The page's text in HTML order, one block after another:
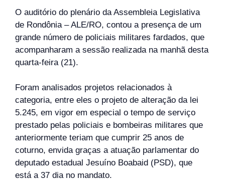
O auditório do plenário da Assembleia Legislativa
de Rondônia – ALE/RO, contou a presença de um
grande número de policiais militares fardados, que
acompanharam a sessão realizada na manhã desta
quarta-feira (21).
Foram analisados projetos relacionados à
categoria, entre eles o projeto de alteração da lei
5.245, em vigor em especial o tempo de serviço
prestado pelas policiais e bombeiras militares que
anteriormente teriam que cumprir 25 anos de
coturno, envida graças a atuação parlamentar do
deputado estadual Jesuíno Boabaid (PSD), que
está a 37 dia no mandato.